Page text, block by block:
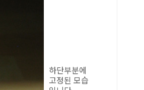
하단부분에
고정된 모습